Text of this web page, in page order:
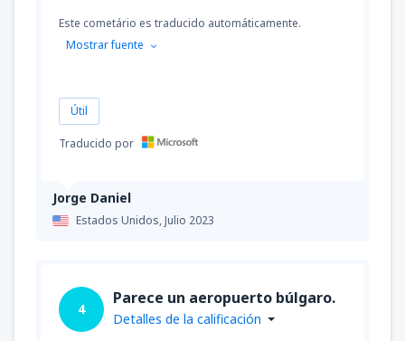
Jorge Daniel
Estados Unidos,Julio 2023
Este cometário es traducido automáticamente.
Mostrar fuente
Útil
Traducido por
4
Parece un aeropuerto búlgaro.
Detalles de la calificación